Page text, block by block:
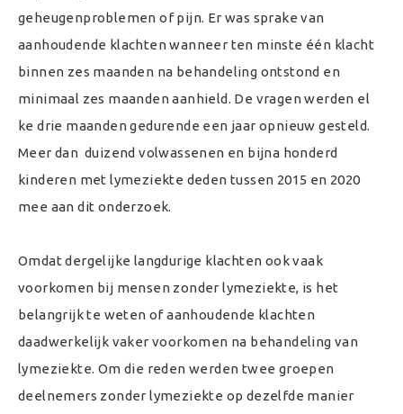
geheugenproblemen of pijn. Er was sprake van
aanhoudende klachten wanneer ten minste één klacht
binnen zes maanden na behandeling ontstond en
minimaal zes maanden aanhield. De vragen werden el
ke drie maanden gedurende een jaar opnieuw gesteld.
Meer dan duizend volwassenen en bijna honderd
kinderen met lymeziekte deden tussen 2015 en 2020
mee aan dit onderzoek.
Omdat dergelijke langdurige klachten ook vaak
voorkomen bij mensen zonder lymeziekte, is het
belangrijk te weten of aanhoudende klachten
daadwerkelijk vaker voorkomen na behandeling van
lymeziekte. Om die reden werden twee groepen
deelnemers zonder lymeziekte op dezelfde manier